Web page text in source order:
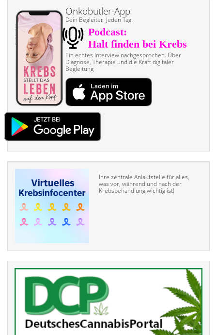
Onkobutler-App
Dein Begleiter. Jeden Tag.
Ein echtes Interview nach­gesprochen. Über
Diagnose, Therapie und die Kraft digitaler
Begleitung
Ihre zentrale Anlaufstelle für alles,
was vor, während und nach der
Krebsbehandlung wichtig ist!